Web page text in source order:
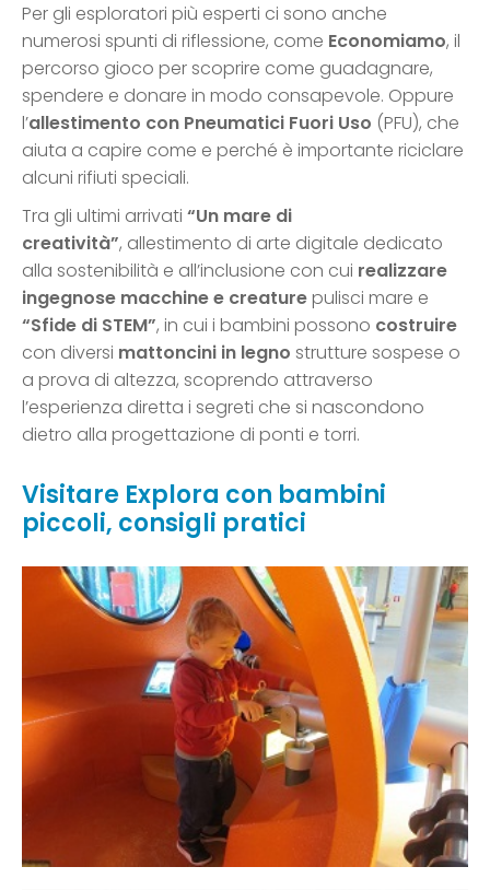
Per gli esploratori più esperti ci sono anche
numerosi spunti di riflessione, come Economiamo, il
percorso gioco per scoprire come guadagnare,
spendere e donare in modo consapevole. Oppure
l’allestimento con Pneumatici Fuori Uso (PFU), che
aiuta a capire come e perché è importante riciclare
alcuni rifiuti speciali.
Tra gli ultimi arrivati “Un mare di
creatività”, allestimento di arte digitale dedicato
alla sostenibilità e all’inclusione con cui realizzare
ingegnose macchine e creaturepulisci mare e
“Sfide di STEM”, in cui i bambini possono costruire
con diversi mattoncini in legno strutture sospese o
a prova di altezza, scoprendo attraverso
l’esperienza diretta i segreti che si nascondono
dietro alla progettazione di ponti e torri.
Visitare Explora con bambini
piccoli, consigli pratici